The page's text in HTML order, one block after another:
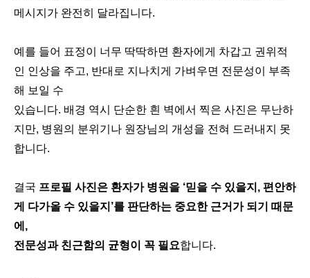
메시지가 완전히 달라집니다.
예를 들어 표정이 너무 딱딱하면 환자에게 차갑고 권위적
인 인상을 주고, 반대로 지나치게 가벼우면 전문성이 부족
해 보일 수
있습니다. 배경 역시 단순한 흰 벽에서 찍은 사진은 무난하
지만, 병원의 분위기나 원장님의 개성을 전혀 드러내지 못
합니다.
결국 프로필 사진은 환자가 병원을 ‘믿을 수 있을지, 편안하
게 다가올 수 있을지’를 판단하는 중요한 근거가 되기 때문
에,
전문성과 친근함의 균형이 꼭 필요합니다.